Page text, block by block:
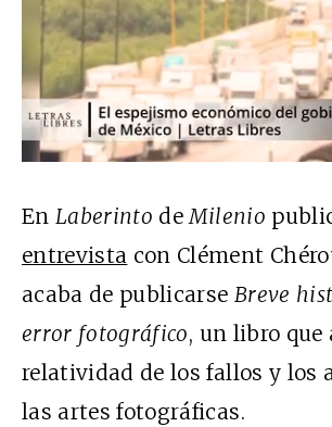
EnLaberinto deMilenio
entrevista con Clément
acaba de publicarse Breve
error fotográfico, un libro que
relatividad de los fallos y los
las artes fotográficas.